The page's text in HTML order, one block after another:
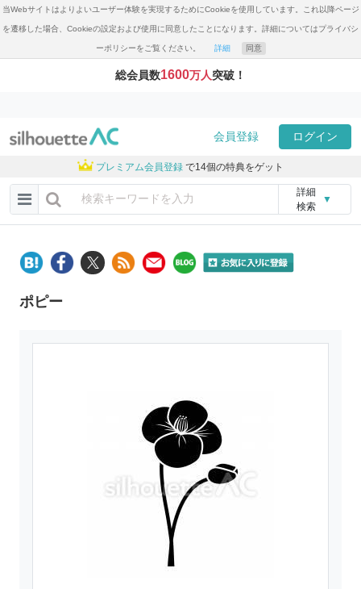
当Webサイトはよりよいユーザー体験を実現するためにCookieを使用しています。これ以降ページ
を遷移した場合、Cookieの設定および使用に同意したことになります。詳細についてはプライバシ
ーポリシーをご覧ください。 詳細 同意
総会員数1600万人突破！
会員登録 ログイン
プレミアム会員登録 で14個の特典をゲット
詳細
検索
▼
ポピー